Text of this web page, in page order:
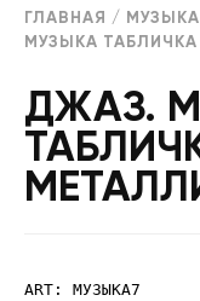
ГЛАВНАЯ /
МУЗЫКА
ДЖАЗ.
ART: МУЗЫКА7